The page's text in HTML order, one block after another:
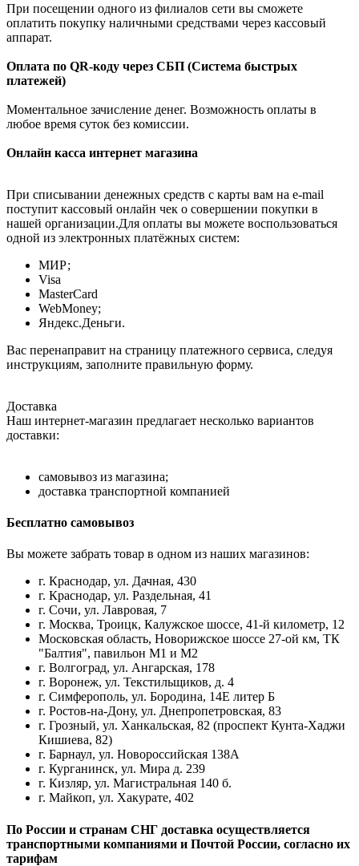
При посещении одного из филиалов сети вы сможете
оплатить покупку наличными средствами через кассовый
аппарат.
Оплата по QR-коду через СБП (Система быстрых
платежей)
Моментальное зачисление денег. Возможность оплаты в
любое время суток без комиссии.
Онлайн касса интернет магазина
При списывании денежных средств с карты вам на e-mail
поступит кассовый онлайн чек о совершении покупки в
нашей организации.Для оплаты вы можете воспользоваться
одной из электронных платёжных систем:
МИР;
Visa
MasterCard
WebMoney;
Яндекс.Деньги.
Вас перенаправит на страницу платежного сервиса, следуя
инструкциям, заполните правильную форму.
Доставка
Наш интернет-магазин предлагает несколько вариантов
доставки:
самовывоз из магазина;
доставка транспортной компанией
Бесплатно самовывоз
Вы можете забрать товар в одном из наших магазинов:
г. Краснодар, ул. Дачная, 430
г. Краснодар, ул. Раздельная, 41
г. Сочи, ул. Лавровая, 7
г. Москва, Троицк, Калужское шоссе, 41-й километр, 12
Московская область, Новорижское шоссе 27-ой км, ТК
"Балтия", павильон М1 и М2
г. Волгоград, ул. Ангарская, 178
г. Воронеж, ул. Текстильщиков, д. 4
г. Симферополь, ул. Бородина, 14Е литер Б
г. Ростов-на-Дону, ул. Днепропетровская, 83
г. Грозный, ул. Ханкальская, 82 (проспект Кунта-Хаджи
Кишиева, 82)
г. Барнаул, ул. Новороссийская 138А
г. Курганинск, ул. Мира д. 239
г. Кизляр, ул. Магистральная 140 б.
г. Майкоп, ул. Хакурате, 402
По России и странам СНГ доставка осуществляется
транспортными компаниями и Почтой России, согласно их
тарифам